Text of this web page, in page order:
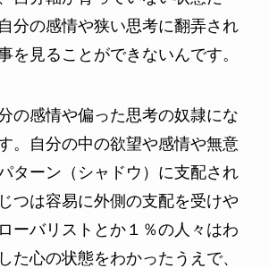
分の感情や狭い思考に翻弄され
を見ることができないんです。
の感情や偏った思考の奴隷にな
。自分の中の欲望や感情や無意
ターン（シャドウ）に支配され
つは容易に外側の支配を受けや
ーバリストとか１％の人々はわ
た心の状態をわかったうえで、